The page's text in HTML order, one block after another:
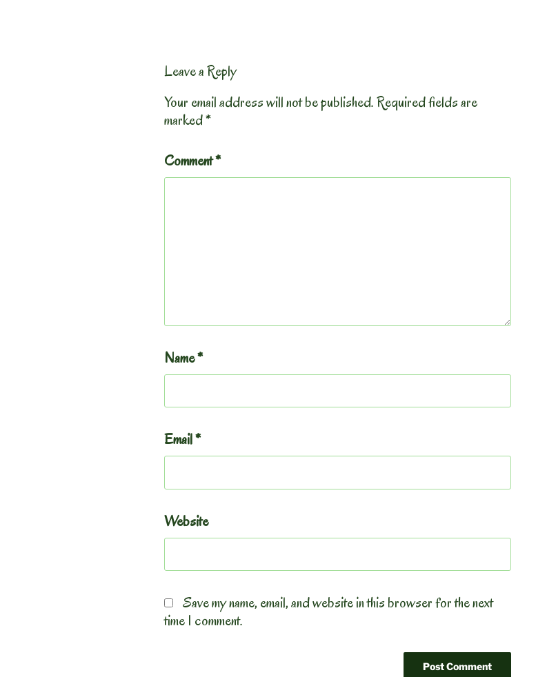
Leave a Reply
Your email address will not be published.Required fields are
marked*
Comment*
Name*
Email*
Website
Save my name, email, and website in this browser for the next
time I comment.